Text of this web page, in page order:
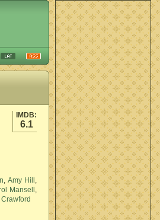
IMDB:
6.1
, Amy Hill ,
Mansell ,
Crawford